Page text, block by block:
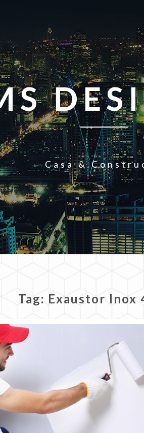
Casa &
Tag: Exaustor Inox